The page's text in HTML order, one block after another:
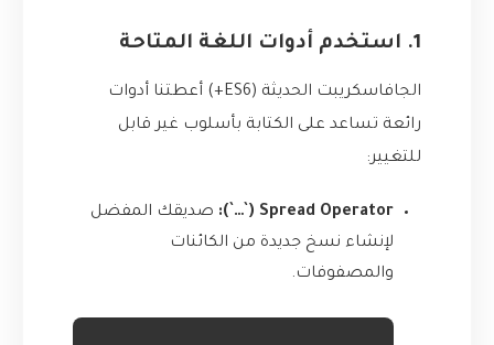
1. استخدم أدوات اللغة المتاحة
الجافاسكريبت الحديثة (ES6+) أعطتنا أدوات
رائعة تساعد على الكتابة بأسلوب غير قابل
للتغيير:
Spread Operator (`…`):
صديقك المفضل
لإنشاء نسخ جديدة من الكائنات
والمصفوفات.